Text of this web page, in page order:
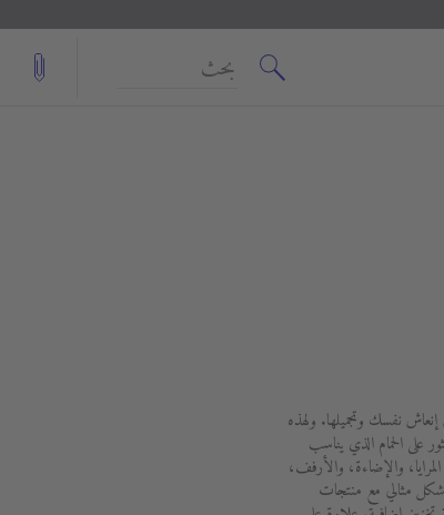
نفسك وتجميلها. ولهذه
على الحمام الذي يناسب
والإضاءة، والأرفف،
مثالي مع منتجات